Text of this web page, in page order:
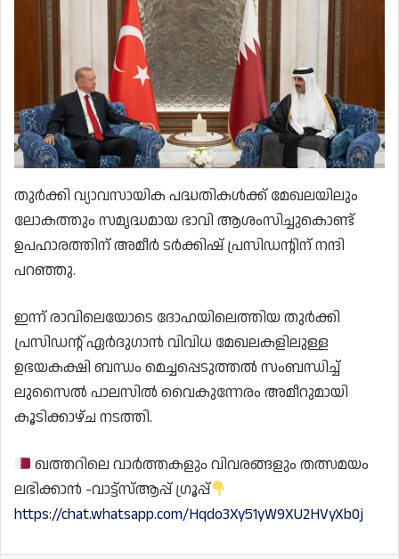
തുർക്കി വ്യാവസായിക പദ്ധതികൾക്ക് മേഖലയിലും
ലോകത്തും സമൃദ്ധമായ ഭാവി ആശംസിച്ചുകൊണ്ട്
ഉപഹാരത്തിന് അമീർ ടർക്കിഷ് പ്രസിഡന്റിന് നന്ദി
പറഞ്ഞു.
ഇന്ന് രാവിലെയോടെ ദോഹയിലെത്തിയ തുർക്കി
പ്രസിഡന്റ് ഏർദുഗാൻ വിവിധ മേഖലകളിലുള്ള
ഉഭയകക്ഷി ബന്ധം മെച്ചപ്പെടുത്തൽ സംബന്ധിച്ച്
ലുസൈൽ പാലസിൽ വൈകുന്നേരം അമീറുമായി
കൂടിക്കാഴ്ച നടത്തി.
ഖത്തറിലെ വാർത്തകളും വിവരങ്ങളും തത്സമയം
ലഭിക്കാൻ -വാട്ട്സ്ആപ്പ് ഗ്രൂപ്പ്
https://chat.whatsapp.com/Hqdo3Xy51yW9XU2HVyXb0j